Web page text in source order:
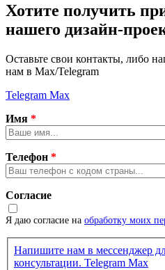
Хотите получить
нашего дизайн-
Оставьте свои контакты, либо
нам в Max/Telegram
Telegram Max
Имя *
Телефон *
Согласие
Я даю согласие на обработку моих
Напишите нам в мессенджер
консультации. Telegram Max